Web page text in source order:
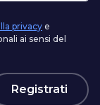
privacy e
ai sensi del
Registrati